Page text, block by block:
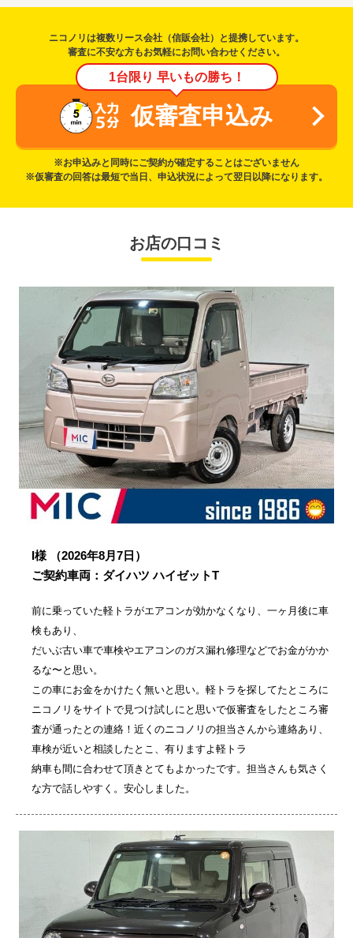
ニコノリは複数リース会社（信販会社）と提携しています。
審査に不安な方もお気軽にお問い合わせください。
1台限り 早いもの勝ち！
仮審査申込み
※お申込みと同時にご契約が確定することはございません
※仮審査の回答は最短で当日、申込状況によって翌日以降になります。
お店の口コミ
I様
（2026年8月7日）
ご契約車両：ダイハツ ハイゼットT
前に乗っていた軽トラがエアコンが効かなくなり、一ヶ月後に車
検もあり、
だいぶ古い車で車検やエアコンのガス漏れ修理などでお金がかか
るな〜と思い。
この車にお金をかけたく無いと思い。軽トラを探してたところに
ニコノリをサイトで見つけ試しにと思いで仮審査をしたところ審
査が通ったとの連絡！近くのニコノリの担当さんから連絡あり、
車検が近いと相談したとこ、有りますよ軽トラ
納車も間に合わせて頂きとてもよかったです。担当さんも気さく
な方で話しやすく。安心しました。